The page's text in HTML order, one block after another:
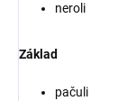
neroli
Základ
pačuli